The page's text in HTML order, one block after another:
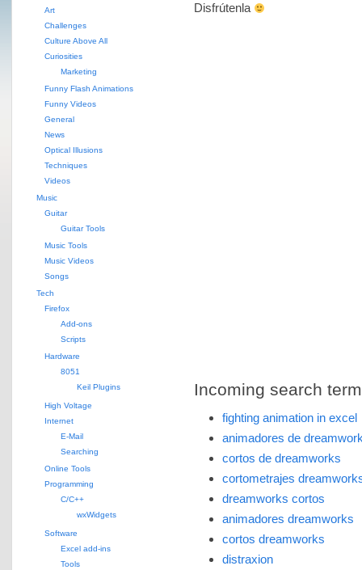
Disfrútenla
Incoming search
fighting animation in excel
animadores de
cortos de dreamworks
cortometrajes
dreamworks cortos
animadores dreamworks
cortos dreamworks
distraxion
Art
Challenges
Culture Above All
Curiosities
Marketing
Funny Flash Animations
Funny Videos
General
News
Optical Illusions
Techniques
Videos
Music
Guitar
Guitar Tools
Music Tools
Music Videos
Songs
Tech
Firefox
Add-ons
Scripts
Hardware
8051
Keil Plugins
High Voltage
Internet
E-Mail
Searching
Online Tools
Programming
C/C++
wxWidgets
Software
Excel add-ins
Tools